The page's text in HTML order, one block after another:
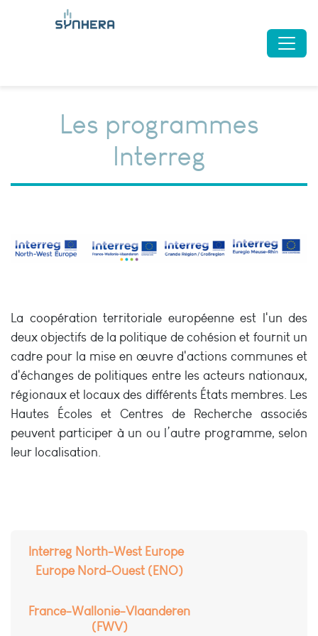
Les programmes
Interreg
La coopération territoriale européenne est l'un des
deux objectifs de la politique de cohésion et fournit un
cadre pour la mise en œuvre d'actions communes et
d'échanges de politiques entre les acteurs nationaux,
régionaux et locaux des différents États membres. Les
Hautes Écoles et Centres de Recherche associés
peuvent participer à un ou l’autre programme, selon
leur localisation.
Interreg North-West Europe
Europe Nord-Ouest (ENO)
France-Wallonie-Vlaanderen
(FWV)